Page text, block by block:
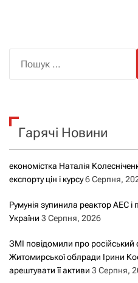
к
Гарячі Новини
економістка Наталія
експорту цін і курсу6 Серпня,
Румунія зупинила реактор АЕС і
України 3 Серпня, 2026
ЗМІ повідомили про російський
Житомирської облради Ірини
арештувати її активи 3 Серпня,